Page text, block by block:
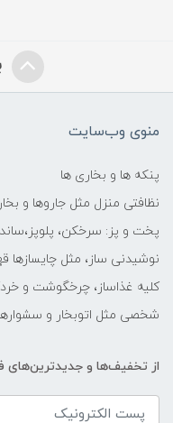
منوی وب‌سایت
پنکه ها و بخاری ها
نظافتی منزل مثل جاروها و
پخت و پز: سرخکن،
نوشیدنی ساز، مثل چایسازها
کلیه غذاساز، چرخگوشت و
شخصی مثل اتوبخار و
از تخفیف‌ها و جدیدترین‌های